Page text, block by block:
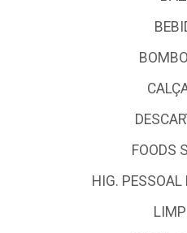
FOODS
HIG. PESSOAL